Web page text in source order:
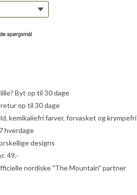
Byt op til 30 dage
op til 30 dage
kemikaliefri farver, forvasket og krympefri
hverdage
designs
49,-
nordiske "The Mountain" partner